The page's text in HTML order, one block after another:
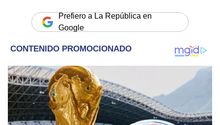
Prefiero a La República en
Google